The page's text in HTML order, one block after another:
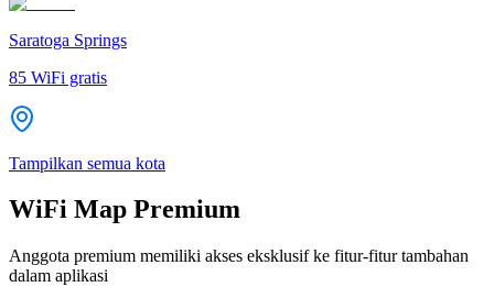
Saratoga Springs
85 WiFi gratis
Tampilkan semua kota
WiFi Map Premium
Anggota premium memiliki akses eksklusif ke fitur-fitur tambahan
dalam aplikasi